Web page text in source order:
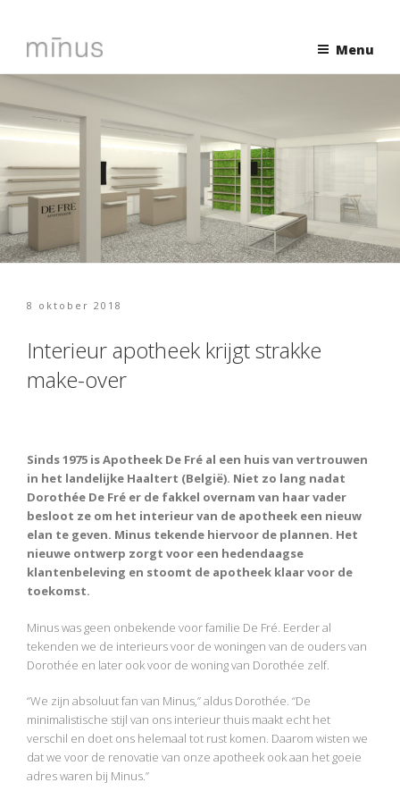
inhoud
springen
Menu
Geplaatst
8 oktober 2018
Interieur apotheek krijgt strakke
make-over
Sinds 1975 is Apotheek De Fré al een huis van vertrouwen
in het landelijke Haaltert (België). Niet zo lang nadat
Dorothée De Fré er de fakkel overnam van haar vader
besloot ze om het interieur van de apotheek een nieuw
elan te geven. Minus tekende hiervoor de plannen. Het
nieuwe ontwerp zorgt voor een hedendaagse
klantenbeleving en stoomt de apotheek klaar voor de
toekomst.
Minus was geen onbekende voor familie De Fré. Eerder al
tekenden we de interieurs voor de woningen van de ouders van
Dorothée en later ook voor de woning van Dorothée zelf.
“We zijn absoluut fan van Minus,” aldus Dorothée. “De
minimalistische stijl van ons interieur thuis maakt echt het
verschil en doet ons helemaal tot rust komen. Daarom wisten we
dat we voor de renovatie van onze apotheek ook aan het goeie
adres waren bij Minus.”